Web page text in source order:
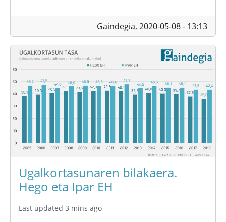
Gaindegia, 2020-05-08 - 13:13
Ugalkortasunaren bilakaera.
Hego eta Ipar EH
Last updated 3 mins ago